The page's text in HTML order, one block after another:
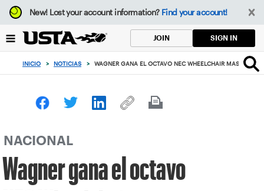
Enfoque
desde
botón
volver
principio
New!Lost your account information? Find your account!
JOIN SIGN IN
INICIO > NOTICIAS > WAGNER GANA EL OCTAVO NEC WHEELCHAIR MASTERS
NACIONAL
Wagner gana el octavo